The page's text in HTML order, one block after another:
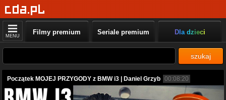
MENU Filmy premium Seriale premium Dla dzieci
szukaj
Początek MOJEJ PRZYGODY z BMW i3 | Daniel Grzyb 00:08:20